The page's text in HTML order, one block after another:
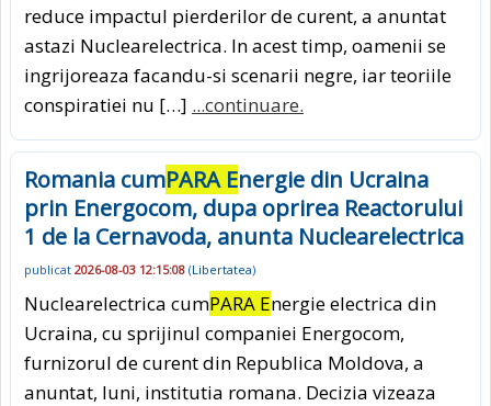
reduce impactul pierderilor de curent, a anuntat
astazi Nuclearelectrica. In acest timp, oamenii se
ingrijoreaza facandu-si scenarii negre, iar teoriile
conspiratiei nu […] ...continuare.
Romania cumPARA Energie din Ucraina
prin Energocom, dupa oprirea Reactorului
1 de la Cernavoda, anunta Nuclearelectrica
publicat 2026-08-03 12:15:08 (Libertatea)
Nuclearelectrica cumPARA Energie electrica din
Ucraina, cu sprijinul companiei Energocom,
furnizorul de curent din Republica Moldova, a
anuntat, luni, institutia romana. Decizia vizeaza